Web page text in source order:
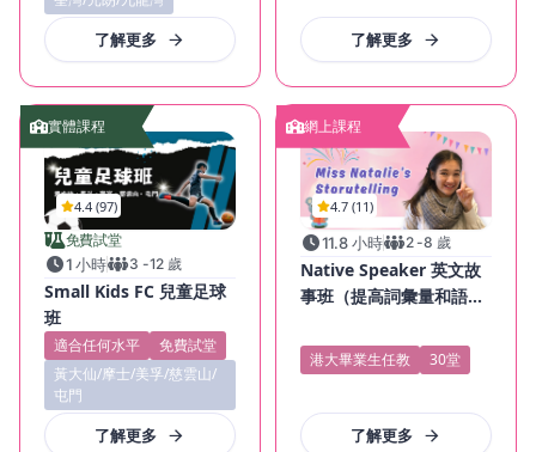
了解更多 了解更多
4.4 (97)
免費試堂
1 小時 3 -12 歲
Small Kids FC 兒童足球
班
適合任何水平
免費試堂
黃大仙/摩士/美孚/慈雲山/
屯門
了解更多
實體課程
4.7 (11)
11.8 小時 2-8 歲
Native Speaker 英文故
事班（提高詞彙量和語
港大畢業生任教 30堂
了解更多
網上課程